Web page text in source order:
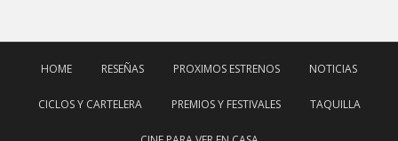
HOME RESEÑAS PROXIMOS ESTRENOS NOTICIAS
CICLOS Y CARTELERA PREMIOS Y FESTIVALES TAQUILLA